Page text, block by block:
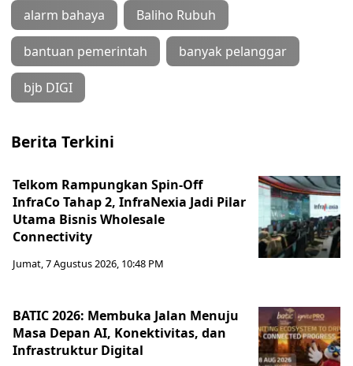
alarm bahaya Baliho Rubuh
bantuan pemerintah banyak pelanggar
bjb DIGI
Berita Terkini
Telkom Rampungkan Spin-Off
InfraCo Tahap 2, InfraNexia Jadi Pilar
Utama Bisnis Wholesale
Connectivity
Jumat, 7 Agustus 2026, 10:48 PM
BATIC 2026: Membuka Jalan Menuju
Masa Depan AI, Konektivitas, dan
Infrastruktur Digital